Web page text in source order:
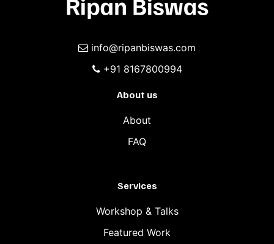
info@ripanbiswas.com
+91 8167800994
About us
About
FAQ
Services
Workshop & Talks
Featured Work